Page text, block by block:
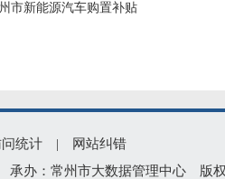
市新能源汽车购置补贴
统计 |
网站纠错
办：常州市大数据管理中心 版